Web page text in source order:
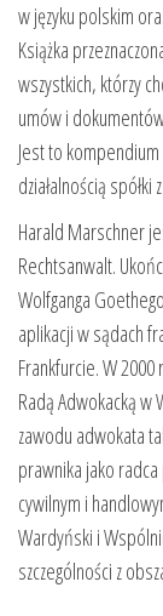
w języku polskim
Książka
wszystkich, którzy
umów i
Jest to
działalnością spółki
Harald Marschner
Rechtsanwalt.
Wolfganga
aplikacji w sądach
Frankfurcie. W 2000
Radą Adwokacką w
zawodu adwokata
prawnika jako
cywilnym i
Wardyński i
szczególności z